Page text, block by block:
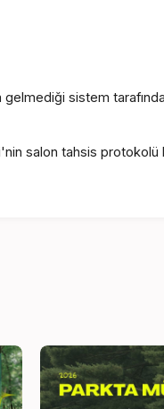
sistem
salon tahsis